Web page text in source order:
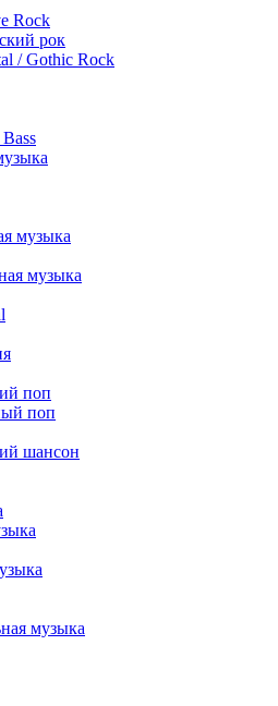
Rock
рок
/ Gothic Rock
музыка
музыка
поп
поп
шансон
музыка